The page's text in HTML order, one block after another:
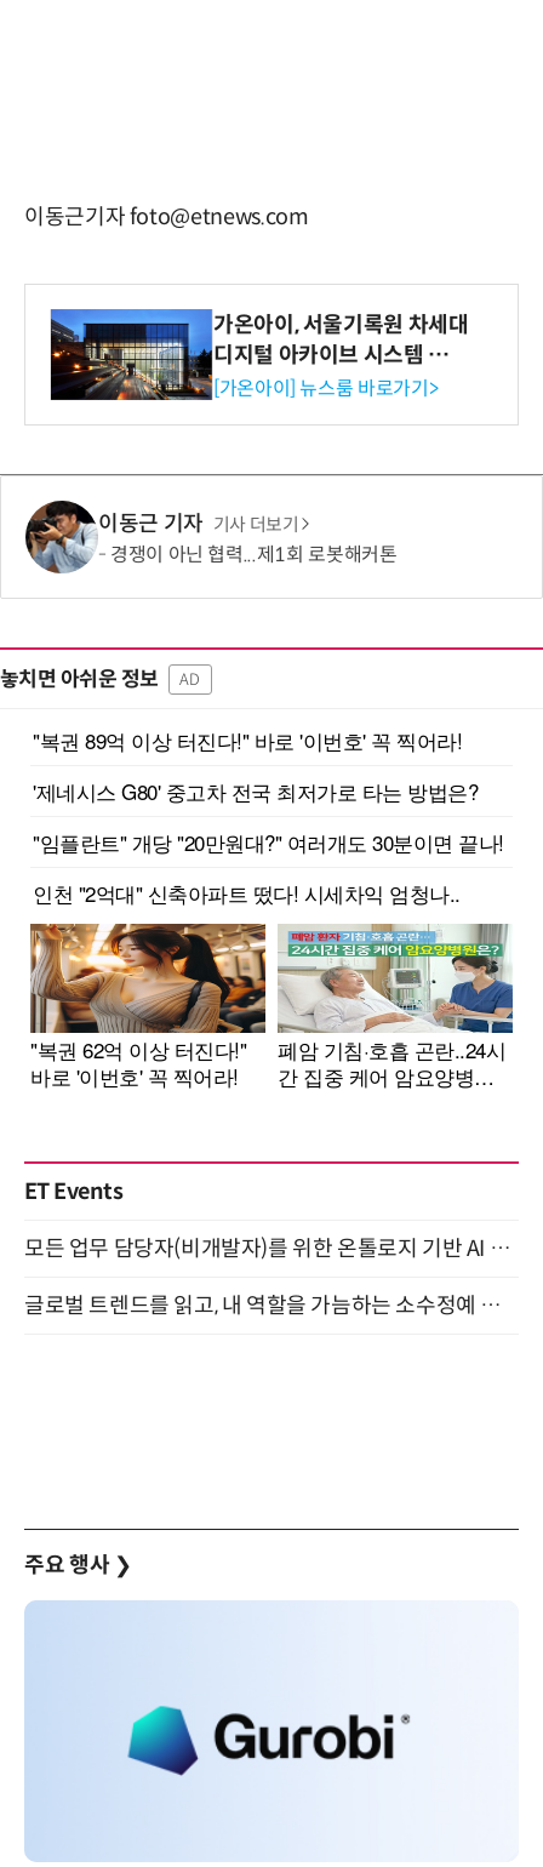
이동근기자 foto@etnews.com
가온아이, 서울기록원 차세대
디지털 아카이브 시스템 구축
수행
[가온아이] 뉴스룸 바로가기>
이동근 기자 기사 더보기
경쟁이 아닌 협력...제1회 로봇해커톤
놓치면 아쉬운 정보 AD
ET Events
모든 업무 담당자(비개발자)를 위한 온톨로지 기반 AI 지식체계 설계 1-day 워크숍 8월 20일 개최
글로벌 트렌드를 읽고, 내 역할을 가늠하는 소수정예 실습 워크숍 (8/28)
주요 행사 ❯